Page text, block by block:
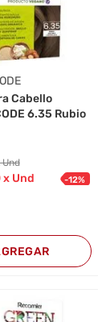
Cabello
6.35 Rubio
Und
x Und -12%